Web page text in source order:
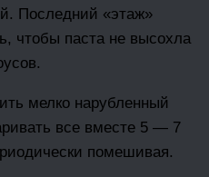
Последний «этаж»
чтобы паста не высохла
мелко нарубленный
все вместе 5 — 7
помешивая.